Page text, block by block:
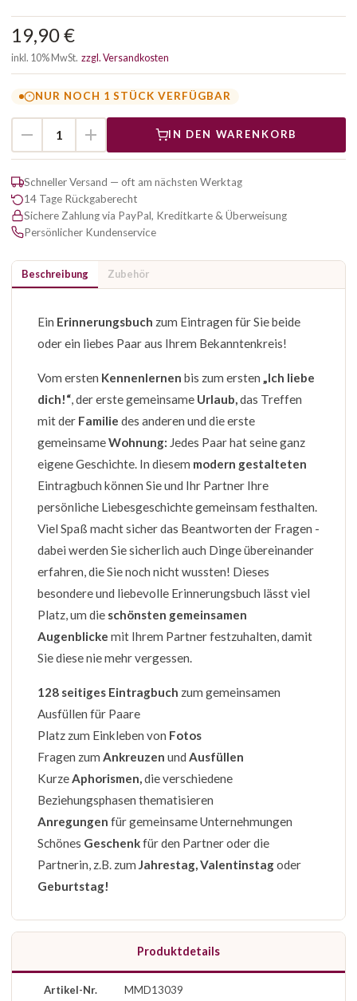
19,90 €
inkl. 10% MwSt. zzgl. Versandkosten
NUR NOCH 1 STÜCK VERFÜGBAR
IN DEN WARENKORB
Schneller Versand — oft am nächsten Werktag
14 Tage Rückgaberecht
Sichere Zahlung via PayPal, Kreditkarte & Überweisung
Persönlicher Kundenservice
Beschreibung Zubehör
Ein Erinnerungsbuch zum Eintragen für Sie beide
oder ein liebes Paar aus Ihrem Bekanntenkreis!
Vom ersten Kennenlernen bis zum ersten „Ich liebe
dich!“, der erste gemeinsame Urlaub,das Treffen
mit der Familie des anderen und die erste
gemeinsameWohnung: Jedes Paar hat seine ganz
eigene Geschichte. In diesem modern gestalteten
Eintragbuch können Sie und Ihr Partner Ihre
persönliche Liebesgeschichte gemeinsam festhalten.
Viel Spaß macht sicher das Beantworten der Fragen -
dabei werden Sie sicherlich auch Dinge übereinander
erfahren, die Sie noch nicht wussten! Dieses
besondere und liebevolle Erinnerungsbuch lässt viel
Platz, um die schönsten gemeinsamen
Augenblicke mit Ihrem Partner festzuhalten, damit
Sie diese nie mehr vergessen.
128 seitiges Eintragbuch zum gemeinsamen
Ausfüllen für Paare
Platz zum Einkleben von Fotos
Fragen zum Ankreuzen und Ausfüllen
KurzeAphorismen,die verschiedene
Beziehungsphasen thematisieren
Anregungen für gemeinsame Unternehmungen
Schönes Geschenkfür den Partner oder die
Partnerin, z.B. zum Jahrestag, Valentinstagoder
Geburtstag!
Produktdetails
Artikel-Nr. MMD13039